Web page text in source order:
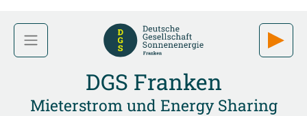
DGS Franken
Mieterstrom und Energy Sharing